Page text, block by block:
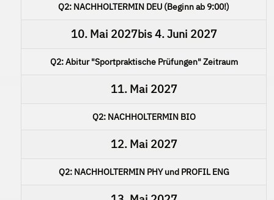
Q2: NACHHOLTERMIN DEU (Beginn ab 9:00!)
10. Mai 2027bis4. Juni 2027
Q2: Abitur "Sportpraktische Prüfungen" Zeitraum
11. Mai 2027
Q2: NACHHOLTERMIN BIO
12. Mai 2027
Q2: NACHHOLTERMIN PHY und PROFIL ENG